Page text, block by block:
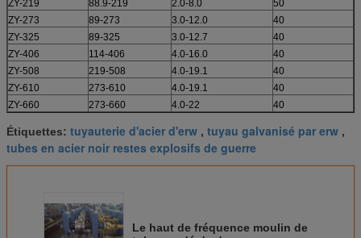
ZY-219
88.9-219 2.0-8.0
50
ZY-273
89-273 3.0-12.0
40
ZY-325
89-325 3.0-12.7
40
ZY-406
114-406 4.0-16.0
40
ZY-508
219-508 4.0-19.1
40
ZY-610
273-610 4.0-19.1
40
ZY-660
273-660 4.0-22 40
Étiquettes: tuyauterie d'acier d'erw , tuyau galvanisé par erw ,
tubes en acier noir restes explosifs de guerre
Le haut de fréquence moulin de